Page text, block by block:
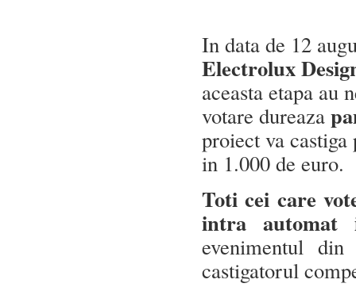
In data de 12
Electrolux
aceasta etapa au
votare dureaza
proiect va castiga
in 1.000 de euro.
Toti cei care
intra
evenimentul
castigatorul